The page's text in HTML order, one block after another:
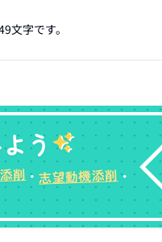
文字です。
う
削・志望動機添削・